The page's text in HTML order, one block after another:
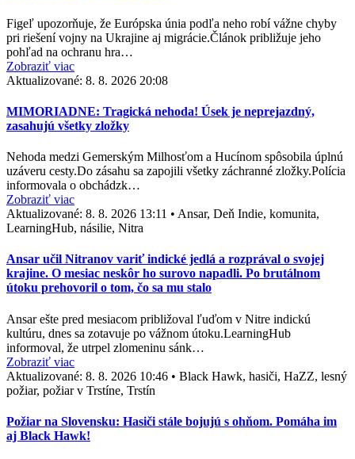
Figeľ upozorňuje, že Európska únia podľa neho robí vážne chyby
pri riešení vojny na Ukrajine aj migrácie.Článok približuje jeho
pohľad na ochranu hra…
Zobraziť viac
Aktualizované: 8. 8. 2026 20:08
MIMORIADNE: Tragická nehoda! Úsek je neprejazdný,
zasahujú všetky zložky
Nehoda medzi Gemerským Milhosťom a Hucínom spôsobila úplnú
uzáveru cesty.Do zásahu sa zapojili všetky záchranné zložky.Polícia
informovala o obchádzk…
Zobraziť viac
Aktualizované: 8. 8. 2026 13:11 • Ansar, Deň Indie, komunita,
LearningHub, násilie, Nitra
Ansar učil Nitranov variť indické jedlá a rozprával o svojej
krajine. O mesiac neskôr ho surovo napadli. Po brutálnom
útoku prehovoril o tom, čo sa mu stalo
Ansar ešte pred mesiacom približoval ľuďom v Nitre indickú
kultúru, dnes sa zotavuje po vážnom útoku.LearningHub
informoval, že utrpel zlomeninu sánk…
Zobraziť viac
Aktualizované: 8. 8. 2026 10:46 • Black Hawk, hasiči, HaZZ, lesný
požiar, požiar v Trstíne, Trstín
Požiar na Slovensku: Hasiči stále bojujú s ohňom. Pomáha im
aj Black Hawk!